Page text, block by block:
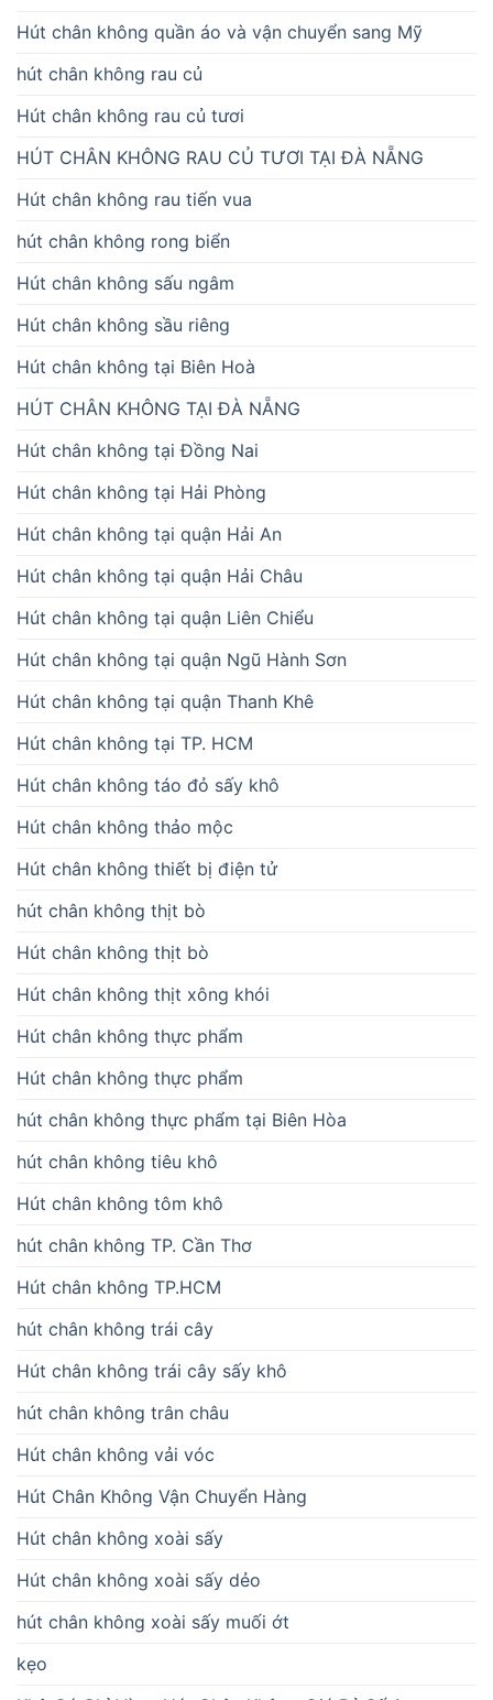
Hút chân không quần áo và vận chuyển sang Mỹ
hút chân không rau củ
Hút chân không rau củ tươi
HÚT CHÂN KHÔNG RAU CỦ TƯƠI TẠI ĐÀ NẴNG
Hút chân không rau tiến vua
hút chân không rong biển
Hút chân không sấu ngâm
Hút chân không sầu riêng
Hút chân không tại Biên Hoà
HÚT CHÂN KHÔNG TẠI ĐÀ NẴNG
Hút chân không tại Đồng Nai
Hút chân không tại Hải Phòng
Hút chân không tại quận Hải An
Hút chân không tại quận Hải Châu
Hút chân không tại quận Liên Chiểu
Hút chân không tại quận Ngũ Hành Sơn
Hút chân không tại quận Thanh Khê
Hút chân không tại TP. HCM
Hút chân không táo đỏ sấy khô
Hút chân không thảo mộc
Hút chân không thiết bị điện tử
hút chân không thịt bò
Hút chân không thịt bò
Hút chân không thịt xông khói
Hút chân không thực phẩm
Hút chân không thực phẩm
hút chân không thực phẩm tại Biên Hòa
hút chân không tiêu khô
Hút chân không tôm khô
hút chân không TP. Cần Thơ
Hút chân không TP.HCM
hút chân không trái cây
Hút chân không trái cây sấy khô
hút chân không trân châu
Hút chân không vải vóc
Hút Chân Không Vận Chuyển Hàng
Hút chân không xoài sấy
Hút chân không xoài sấy dẻo
hút chân không xoài sấy muối ớt
kẹo